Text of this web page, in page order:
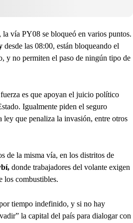
la vía PY08 se bloqueó en varios puntos.
desde las 08:00, están bloqueando el
y no permiten el paso de ningún tipo de
es que apoyan el juicio político
Igualmente piden el seguro
ley que penaliza la invasión, entre otros
de la misma vía, en los distritos de
donde trabajadores del volante exigen
los combustibles.
tiempo indefinido, y si no hay
la capital del país para dialogar con